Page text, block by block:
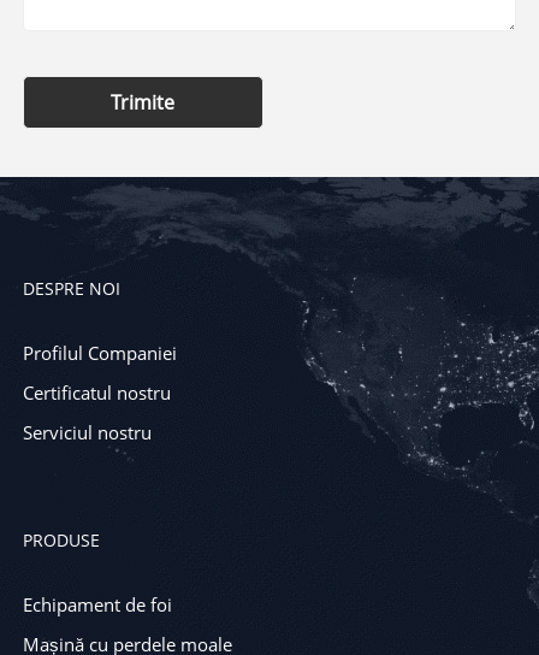
Trimite
DESPRE NOI
Profilul Companiei
Certificatul nostru
Serviciul nostru
PRODUSE
Echipament de foi
Mașină cu perdele moale